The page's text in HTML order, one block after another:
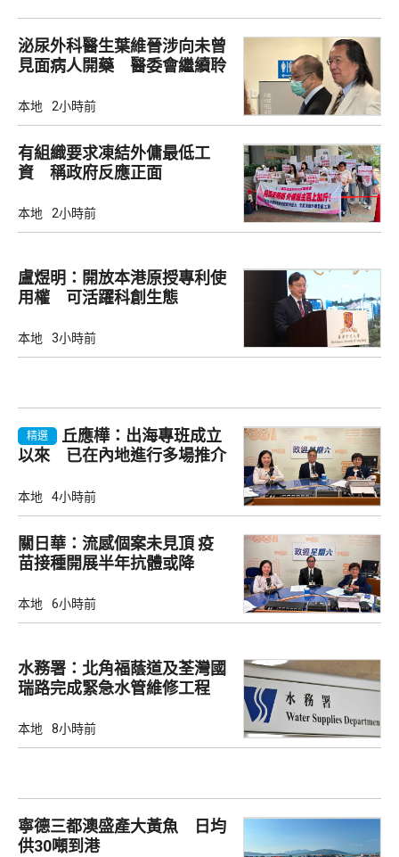
泌尿外科醫生葉維晉涉向未曾
見面病人開藥 醫委會繼續聆
本地 2小時前
有組織要求凍結外傭最低工
資 稱政府反應正面
本地 2小時前
盧煜明：開放本港原授專利使
用權 可活躍科創生態
本地 3小時前
精選
丘應樺：出海專班成立
以來 已在內地進行多場推介
本地 4小時前
關日華：流感個案未見頂 疫
苗接種開展半年抗體或降
本地 6小時前
水務署：北角福蔭道及荃灣國
瑞路完成緊急水管維修工程
本地 8小時前
寧德三都澳盛產大黃魚 日均
供30噸到港